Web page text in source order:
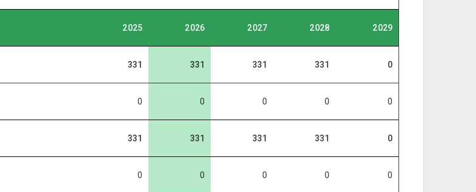
2025 2026 2027 2028 2029
331 331 331 331 0
0 0 0 0 0
331 331 331 331 0
0 0 0 0 0